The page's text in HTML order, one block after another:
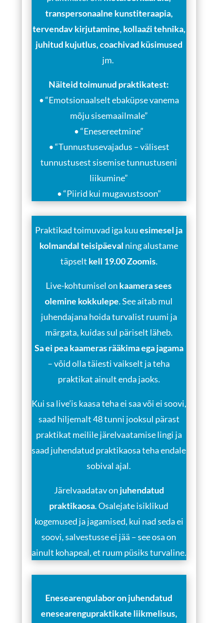
transpersonaalne kunstiteraapia,
tervendav kirjutamine, kollaaźi tehnika,
juhitud kujutlus, coachivad küsimused
jm.
Näiteid toimunud praktikatest:
• “Emotsionaalselt ebaküpse vanema
mõju sisemaailmale”
• “Enesereetmine”
• “Tunnustusevajadus – välisest
tunnustusest sisemise tunnustuseni
liikumine”
• “Piirid kui mugavustsoon”
Praktikad toimuvad iga kuuesimesel ja
kolmandal teisipäeval ning alustame
täpselt kell 19.00 Zoomis.
Live-kohtumisel on kaamera sees
olemine kokkulepe. See aitab mul
juhendajana hoida turvalist ruumi ja
märgata, kuidas sul päriselt läheb.
Sa ei pea kaameras rääkima ega jagama
– võid olla täiesti vaikselt ja teha
praktikat ainult enda jaoks.
Kui sa live’is kaasa teha ei saa või ei soovi,
saad hiljemalt 48 tunni jooksul pärast
praktikat meilile järelvaatamise lingi ja
saad juhendatud praktikaosa teha endale
sobival ajal.
Järelvaadatav on juhendatud
praktikaosa. Osalejate isiklikud
kogemused ja jagamised, kui nad seda ei
soovi, salvestusse ei jää – see osa on
ainult kohapeal, et ruum püsiks turvaline.
Enesearengulabor on juhendatud
enesearengupraktikate liikmelisus,